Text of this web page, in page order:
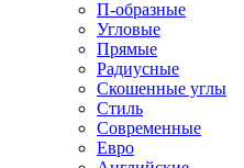
П-образные
Угловые
Прямые
Радиусные
Скошенные углы
Стиль
Современные
Евро